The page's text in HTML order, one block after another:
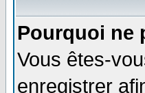
Pourquoi ne
Vous êtes-
enregistrer